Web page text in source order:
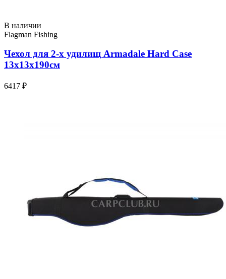
В наличии
Flagman Fishing
Чехол для 2-х удилищ Armadale Hard Case
13x13x190см
6417 ₽